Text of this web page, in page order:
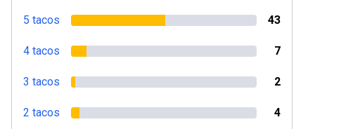
5 tacos 43
4 tacos 7
3 tacos 2
2 tacos 4